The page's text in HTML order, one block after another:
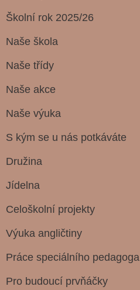
Školní rok 2025/26
Naše škola
Naše třídy
Naše akce
Naše výuka
S kým se u nás potkáváte
Družina
Jídelna
Celoškolní projekty
Výuka angličtiny
Práce speciálního pedagoga
Pro budoucí prvňáčky